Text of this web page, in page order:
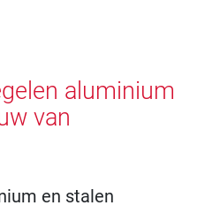
aluminium
van
en stalen